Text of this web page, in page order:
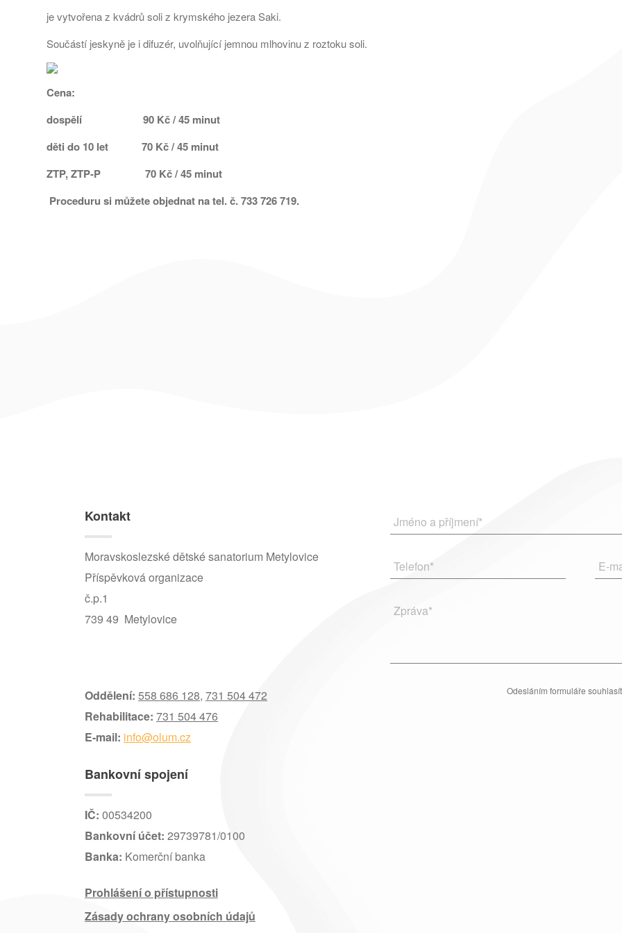
je vytvořena z kvádrů soli z krymského jezera Saki.
Součástí jeskyně je i difuzér, uvolňující jemnou mlhovinu z roztoku soli.
Cena:
dospělí 90 Kč / 45 minut
děti do 10 let 70 Kč / 45 minut
ZTP, ZTP-P 70 Kč / 45 minut
Proceduru si můžete objednat na tel. č. 733 726 719.
Kontakt
Moravskoslezské dětské sanatorium Metylovice
Příspěvková organizace
č.p.1
739 49 Metylovice
Oddělení: 558 686 128, 731 504 472
Rehabilitace: 731 504 476
E-mail: info@olum.cz
Bankovní spojení
IČ: 00534200
Bankovní účet: 29739781/0100
Banka: Komerční banka
Prohlášení o přístupnosti
Zásady ochrany osobních údajů
Jméno a příjmení*
Telefon* E-
Zpráva*
Odesláním formuláře